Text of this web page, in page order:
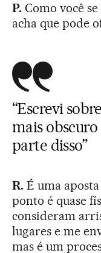
P.Como você se
acha que pode
“Escrevi
mais
parte disso”
R.É uma aposta
ponto é quase
consideram
lugares e me
mas é um